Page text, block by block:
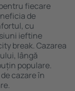
fiecare
de
cu
ieftine
break. Cazarea
lângă
populare.
cazare în